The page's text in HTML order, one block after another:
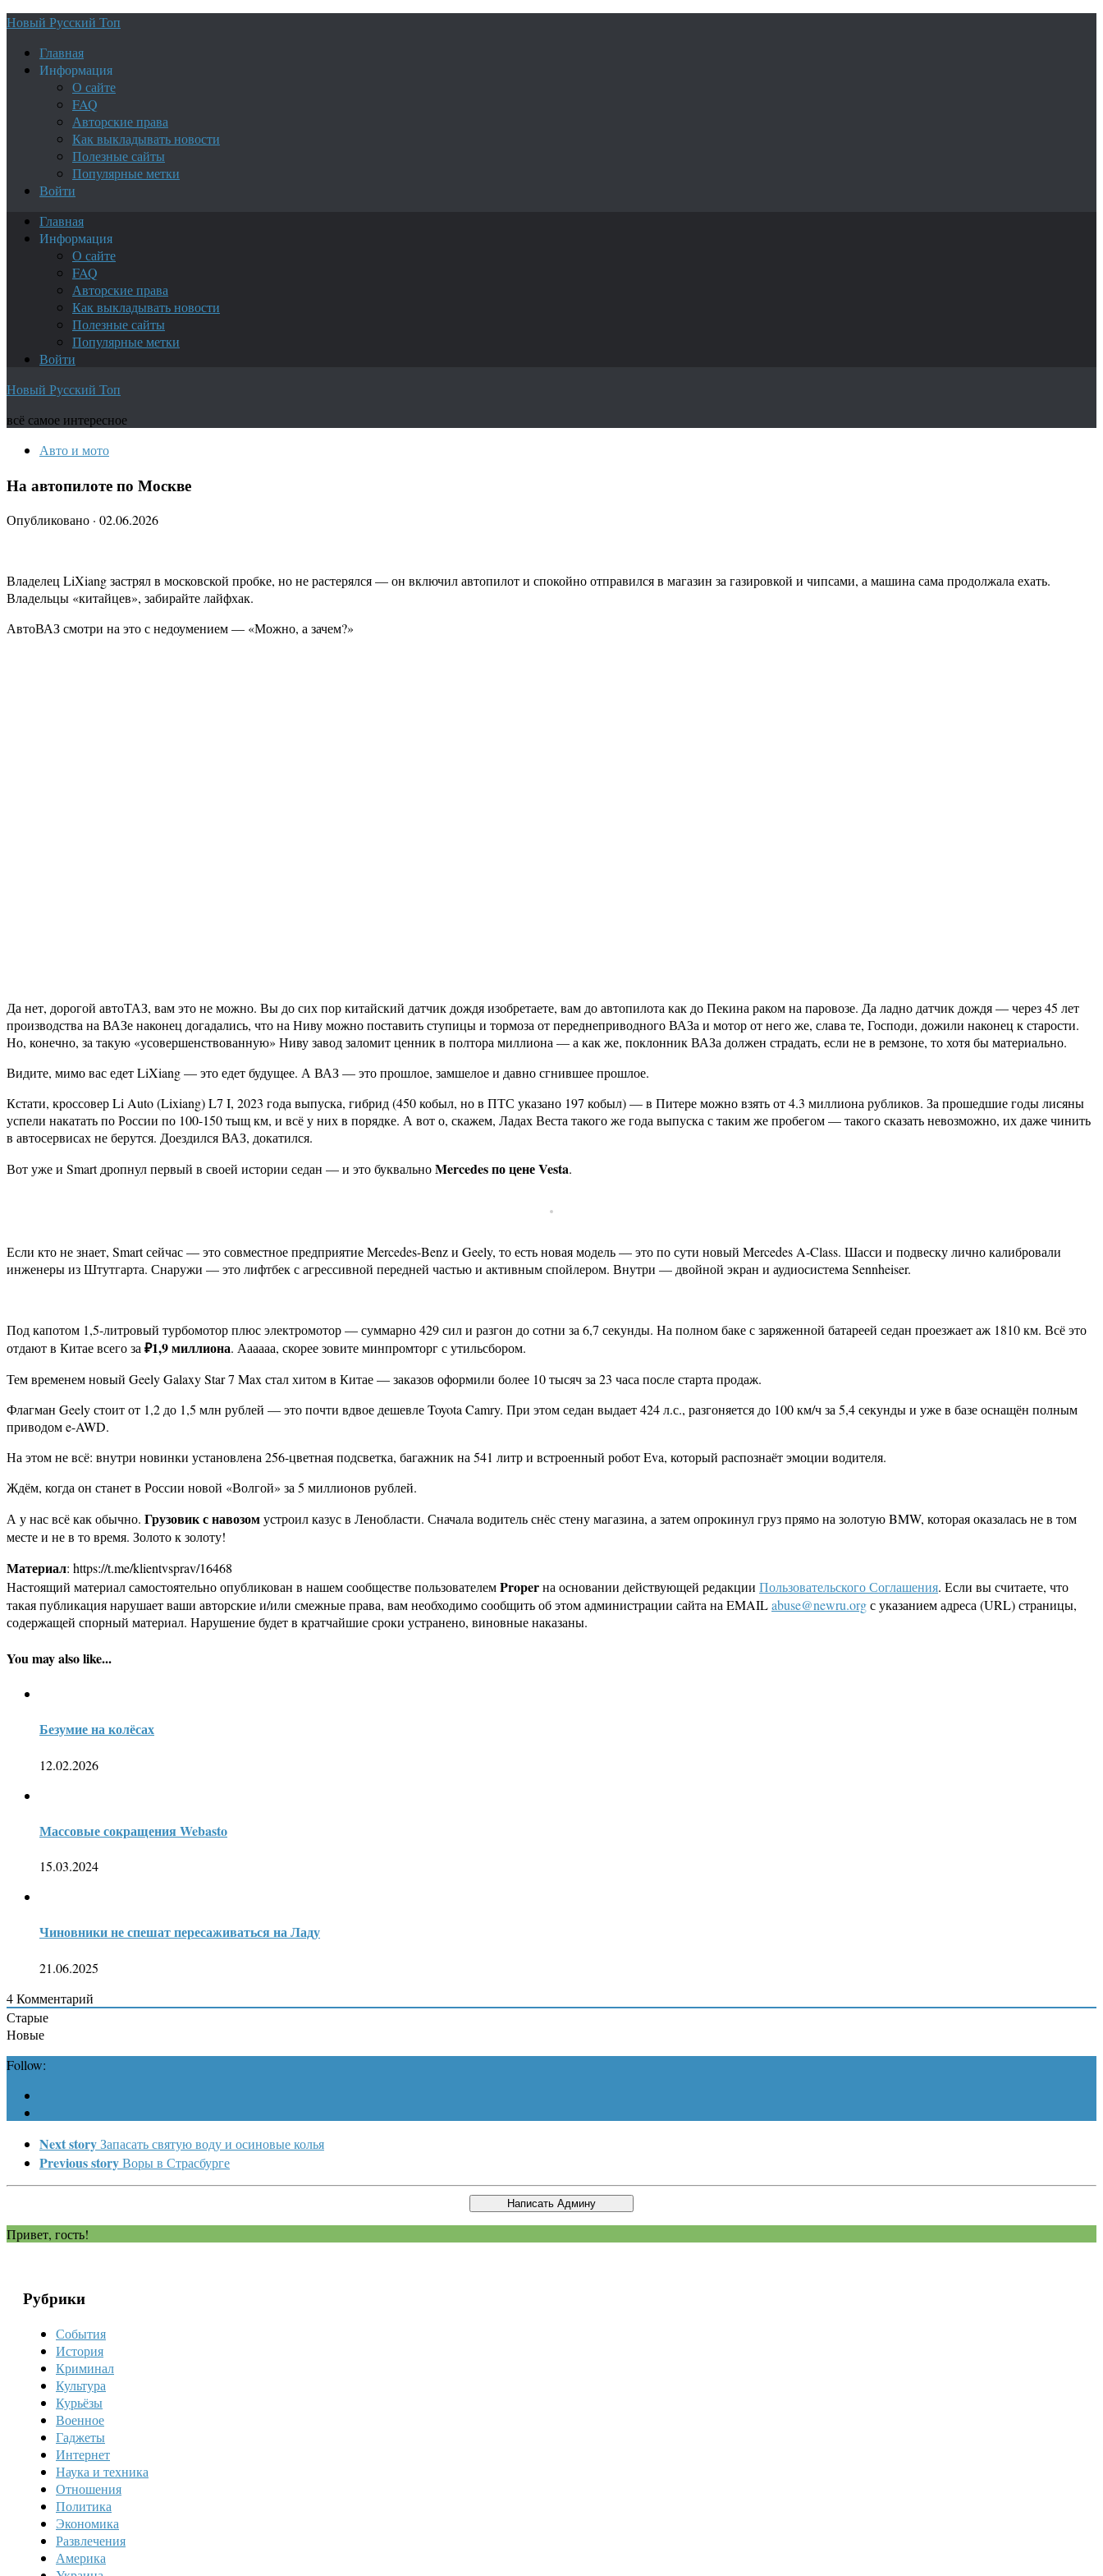
Новый Русский Топ
Главная
Информация
О сайте
FAQ
Авторские права
Как выкладывать новости
Полезные сайты
Популярные метки
Войти
Главная
Информация
О сайте
FAQ
Авторские права
Как выкладывать новости
Полезные сайты
Популярные метки
Войти
Новый Русский Топ
всё самое интересное
Авто и мото
На автопилоте по Москве
Опубликовано · 02.06.2026
Владелец LiXiang застрял в московской пробке, но не растерялся — он включил автопилот и спокойно отправился в магазин за газировкой и чипсами, а машина сама продолжала ехать.
Владельцы «китайцев», забирайте лайфхак.
АвтоВАЗ смотри на это с недоумением — «Можно, а зачем?»
Да нет, дорогой автоТАЗ, вам это не можно. Вы до сих пор китайский датчик дождя изобретаете, вам до автопилота как до Пекина раком на паровозе. Да ладно датчик дождя — через 45 лет
производства на ВАЗе наконец догадались, что на Ниву можно поставить ступицы и тормоза от переднеприводного ВАЗа и мотор от него же, слава те, Господи, дожили наконец к старости.
Но, конечно, за такую «усовершенствованную» Ниву завод заломит ценник в полтора миллиона — а как же, поклонник ВАЗа должен страдать, если не в ремзоне, то хотя бы материально.
Видите, мимо вас едет LiXiang — это едет будущее. А ВАЗ — это прошлое, замшелое и давно сгнившее прошлое.
Кстати, кроссовер Li Auto (Lixiang) L7 I, 2023 года выпуска, гибрид (450 кобыл, но в ПТС указано 197 кобыл) — в Питере можно взять от 4.3 миллиона рубликов. За прошедшие годы лисяны
успели накатать по России по 100-150 тыщ км, и всё у них в порядке. А вот о, скажем, Ладах Веста такого же года выпуска с таким же пробегом — такого сказать невозможно, их даже чинить
в автосервисах не берутся. Доездился ВАЗ, докатился.
Вот уже и Smart дропнул первый в своей истории седан — и это буквальноMercedes по цене Vesta.
Если кто не знает, Smart сейчас — это совместное предприятие Mercedes-Benz и Geely, то есть новая модель — это по сути новый Mercedes A-Class. Шасси и подвеску лично калибровали
инженеры из Штутгарта. Снаружи — это лифтбек с агрессивной передней частью и активным спойлером. Внутри — двойной экран и аудиосистема Sennheiser.
Под капотом 1,5-литровый турбомотор плюс электромотор — суммарно 429 сил и разгон до сотни за 6,7 секунды. На полном баке с заряженной батареей седан проезжает аж 1810 км. Всё это
отдают в Китае всего за₽1,9 миллиона. Аааааа, скорее зовите минпромторг с утильсбором.
Тем временем новый Geely Galaxy Star 7 Max стал хитом в Китае — заказов оформили более 10 тысяч за 23 часа после старта продаж.
Флагман Geely стоит от 1,2 до 1,5 млн рублей — это почти вдвое дешевле Toyota Camry. При этом седан выдает 424 л.с., разгоняется до 100 км/ч за 5,4 секунды и уже в базе оснащён полным
приводом e-AWD.
На этом не всё: внутри новинки установлена 256-цветная подсветка, багажник на 541 литр и встроенный робот Eva, который распознаёт эмоции водителя.
Ждём, когда он станет в России новой «Волгой» за 5 миллионов рублей.
А у нас всё как обычно. Грузовик с навозомустроил казус в Ленобласти. Сначала водитель снёс стену магазина, а затем опрокинул груз прямо на золотую BMW, которая оказалась не в том
месте и не в то время. Золото к золоту!
Материал: https://t.me/klientvsprav/16468
Настоящий материал самостоятельно опубликован в нашем сообществе пользователемProperна основании действующей редакции Пользовательского Соглашения. Если вы считаете, что
такая публикация нарушает ваши авторские и/или смежные права, вам необходимо сообщить об этом администрации сайта на EMAILabuse@newru.orgс указанием адреса (URL) страницы,
содержащей спорный материал. Нарушение будет в кратчайшие сроки устранено, виновные наказаны.
You may also like...
Безумие на колёсах
12.02.2026
Массовые сокращения Webasto
15.03.2024
Чиновники не спешат пересаживаться на Ладу
21.06.2025
4Комментарий
Старые
Новые
Follow:
Next storyЗапасать святую воду и осиновые колья
Previous storyВоры в Страсбурге
Привет, гость!
Рубрики
События
История
Криминал
Культура
Курьёзы
Военное
Гаджеты
Интернет
Наука и техника
Отношения
Политика
Экономика
Развлечения
Америка